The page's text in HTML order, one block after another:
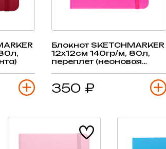
Блокнот SKETCHMARKER
12х12см 140гр/м, 80л,
переплет (неоновая
350 ₽